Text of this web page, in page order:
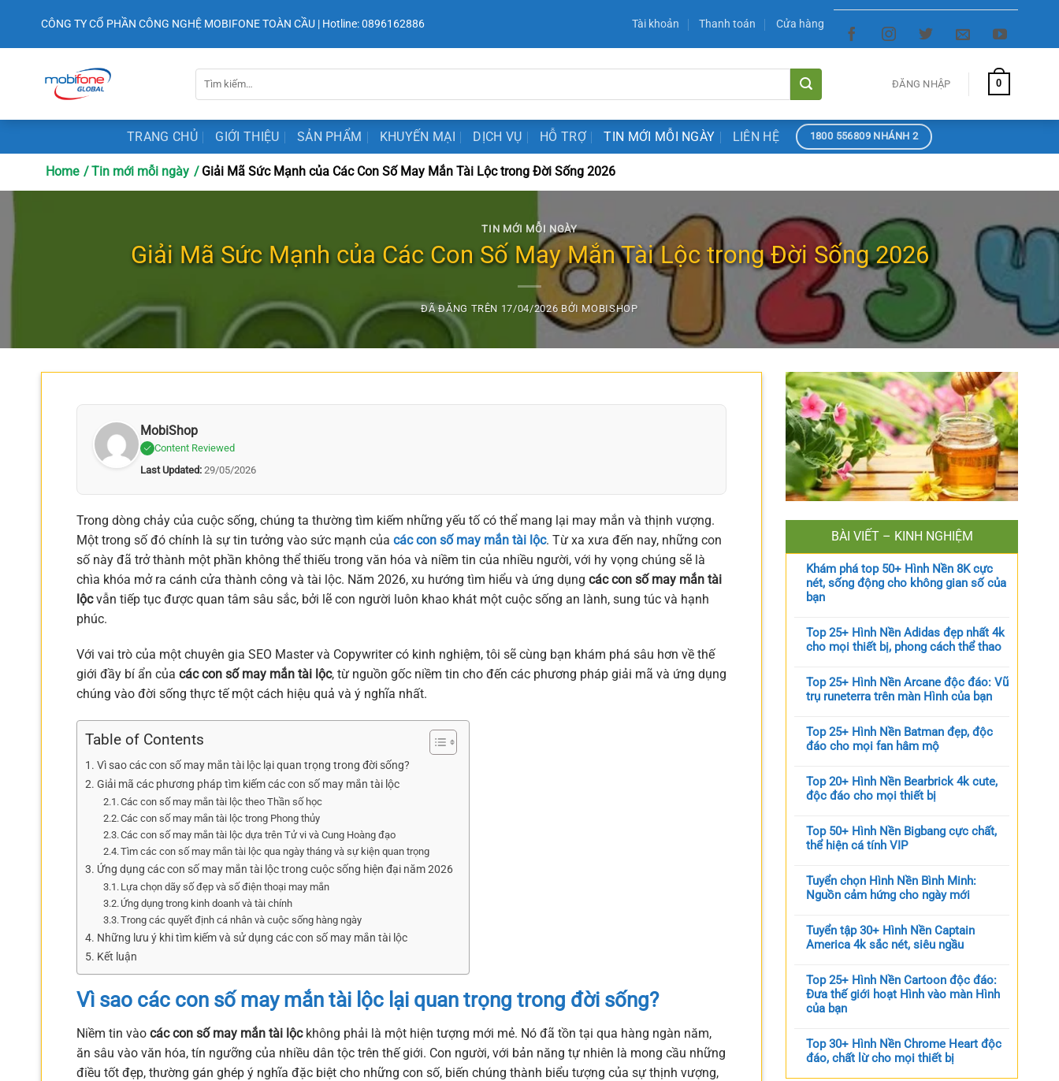
nội
CÔNG TY CỔ PHẦN CÔNG NGHỆ MOBIFONE TOÀN CẦU | Hotline: 0896162886 Tài khoản Thanh toán Cửa hàng
kiếm:
ĐĂNG NHẬP 0
TRANG CHỦ GIỚI THIỆU SẢN PHẨM KHUYẾN MẠI DỊCH VỤ HỖ TRỢ TIN MỚI MỖI NGÀY LIÊN HỆ 1800 556809 NHÁNH 2
Home Tin mới mỗi ngày Giải Mã Sức Mạnh của Các Con Số May Mắn Tài Lộc trong Đời Sống 2026
TIN MỚI MỖI NGÀY
Giải Mã Sức Mạnh của Các Con Số May Mắn Tài Lộc trong Đời Sống 2026
ĐÃ ĐĂNG TRÊN 17/04/2026 BỞI MOBISHOP
MobiShop
Content Reviewed
Last Updated: 29/05/2026
Trong dòng chảy của cuộc sống, chúng ta thường tìm kiếm những yếu tố có thể mang lại may mắn và thịnh vượng.
Một trong số đó chính là sự tin tưởng vào sức mạnh của các con số may mắn tài lộc. Từ xa xưa đến nay, những con
số này đã trở thành một phần không thể thiếu trong văn hóa và niềm tin của nhiều người, với hy vọng chúng sẽ là
chìa khóa mở ra cánh cửa thành công và tài lộc. Năm 2026, xu hướng tìm hiểu và ứng dụng các con số may mắn tài
lộcvẫn tiếp tục được quan tâm sâu sắc, bởi lẽ con người luôn khao khát một cuộc sống an lành, sung túc và hạnh
phúc.
Với vai trò của một chuyên gia SEO Master và Copywriter có kinh nghiệm, tôi sẽ cùng bạn khám phá sâu hơn về thế
giới đầy bí ẩn của các con số may mắn tài lộc, từ nguồn gốc niềm tin cho đến các phương pháp giải mã và ứng dụng
chúng vào đời sống thực tế một cách hiệu quả và ý nghĩa nhất.
Table of Contents
Vì sao các con số may mắn tài lộc lại quan trọng trong đời sống?
Giải mã các phương pháp tìm kiếm các con số may mắn tài lộc
Các con số may mắn tài lộc theo Thần số học
Các con số may mắn tài lộc trong Phong thủy
Các con số may mắn tài lộc dựa trên Tử vi và Cung Hoàng đạo
Tìm các con số may mắn tài lộc qua ngày tháng và sự kiện quan trọng
Ứng dụng các con số may mắn tài lộc trong cuộc sống hiện đại năm 2026
Lựa chọn dãy số đẹp và số điện thoại may mắn
Ứng dụng trong kinh doanh và tài chính
Trong các quyết định cá nhân và cuộc sống hàng ngày
Những lưu ý khi tìm kiếm và sử dụng các con số may mắn tài lộc
Kết luận
Vì sao các con số may mắn tài lộc lại quan trọng trong đời sống?
Niềm tin vào các con số may mắn tài lộckhông phải là một hiện tượng mới mẻ. Nó đã tồn tại qua hàng ngàn năm,
ăn sâu vào văn hóa, tín ngưỡng của nhiều dân tộc trên thế giới. Con người, với bản năng tự nhiên là mong cầu những
điều tốt đẹp, thường gán ghép ý nghĩa đặc biệt cho những con số, biến chúng thành biểu tượng của sự thịnh vượng,
BÀI VIẾT – KINH NGHIỆM
Khám phá top 50+ Hình Nền 8K cực
nét, sống động cho không gian số của
bạn
Top 25+ Hình Nền Adidas đẹp nhất 4k
cho mọi thiết bị, phong cách thể thao
Top 25+ Hình Nền Arcane độc đáo: Vũ
trụ runeterra trên màn Hình của bạn
Top 25+ Hình Nền Batman đẹp, độc
đáo cho mọi fan hâm mộ
Top 20+ Hình Nền Bearbrick 4k cute,
độc đáo cho mọi thiết bị
Top 50+ Hình Nền Bigbang cực chất,
thể hiện cá tính VIP
Tuyển chọn Hình Nền Bình Minh:
Nguồn cảm hứng cho ngày mới
Tuyển tập 30+ Hình Nền Captain
America 4k sắc nét, siêu ngầu
Top 25+ Hình Nền Cartoon độc đáo:
Đưa thế giới hoạt Hình vào màn Hình
của bạn
Top 30+ Hình Nền Chrome Heart độc
đáo, chất lừ cho mọi thiết bị